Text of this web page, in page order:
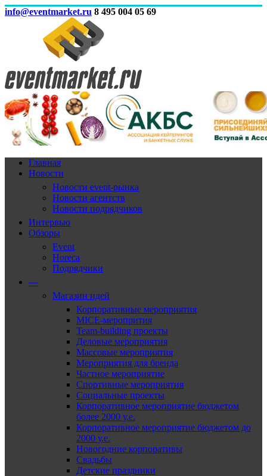
info@eventmarket.ru 8 495 004 05 69
Главная
Новости
Новости event-рынка
Новости агентств
Новости подрядчиков
Интервью
Обзоры
Event
Horeca
Подрядчики
—
Магазин идей
Корпоративные мероприятия
MICE-меропрития
Team-building проекты
Деловые мероприятия
Массовые мероприятия
Мероприятия для бренда
Частное мероприятие
Спортивные мероприятия
Социальные проекты
Корпоративное мероприятие бюджетом
более 2000 у.е.
Корпоративное мероприятие бюджетом до
2000 у.е.
Новогодние корпоративы
Свадьбы
Детские праздники